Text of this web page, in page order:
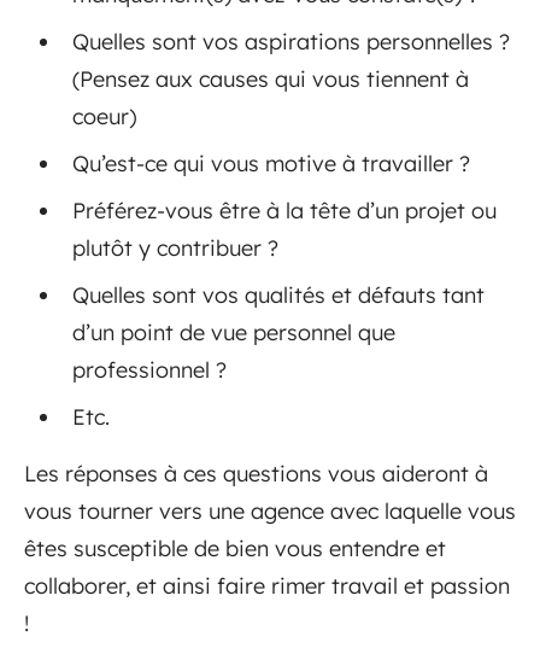
Quelles sont vos aspirations personnelles ?
(Pensez aux causes qui vous tiennent à
coeur)
Qu’est-ce qui vous motive à travailler ?
Préférez-vous être à la tête d’un projet ou
plutôt y contribuer ?
Quelles sont vos qualités et défauts tant
d’un point de vue personnel que
professionnel ?
Etc.
Les réponses à ces questions vous aideront à
vous tourner vers une agence avec laquelle vous
êtes susceptible de bien vous entendre et
collaborer, et ainsi faire rimer travail et passion
!